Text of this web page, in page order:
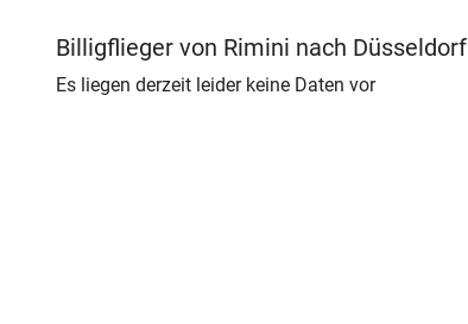
Billigflieger von Rimini nach Düsseldorf
Es liegen derzeit leider keine Daten vor